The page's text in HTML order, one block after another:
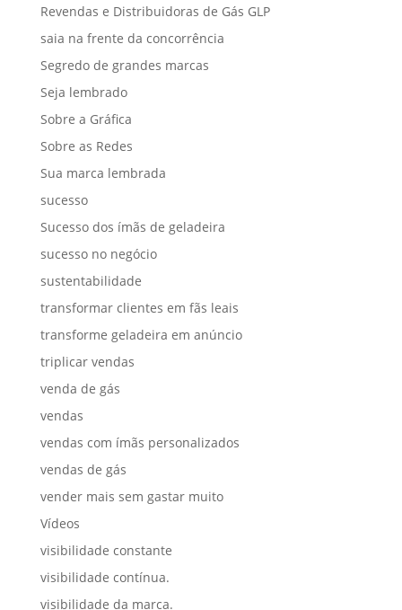
Revendas e Distribuidoras de Gás GLP
saia na frente da concorrência
Segredo de grandes marcas
Seja lembrado
Sobre a Gráfica
Sobre as Redes
Sua marca lembrada
sucesso
Sucesso dos ímãs de geladeira
sucesso no negócio
sustentabilidade
transformar clientes em fãs leais
transforme geladeira em anúncio
triplicar vendas
venda de gás
vendas
vendas com ímãs personalizados
vendas de gás
vender mais sem gastar muito
Vídeos
visibilidade constante
visibilidade contínua.
visibilidade da marca.